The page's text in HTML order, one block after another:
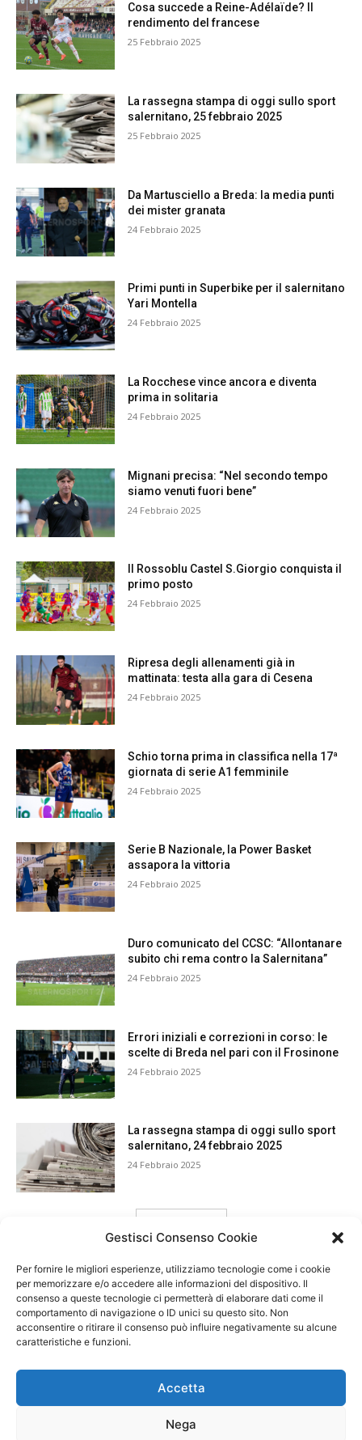
Gestisci Consenso Cookie
Per fornire le migliori esperienze, utilizziamo tecnologie come i cookie
per memorizzare e/o accedere alle informazioni del dispositivo. Il
consenso a queste tecnologie ci permetterà di elaborare dati come il
comportamento di navigazione o ID unici su questo sito. Non
acconsentire o ritirare il consenso può influire negativamente su alcune
caratteristiche e funzioni.
Accetta
Nega
Cosa succede a Reine-Adélaïde? Il
rendimento del francese
25 Febbraio 2025
La rassegna stampa di oggi sullo sport
salernitano, 25 febbraio 2025
25 Febbraio 2025
Da Martusciello a Breda: la media punti
dei mister granata
24 Febbraio 2025
Primi punti in Superbike per il salernitano
Yari Montella
24 Febbraio 2025
La Rocchese vince ancora e diventa
prima in solitaria
24 Febbraio 2025
Mignani precisa: “Nel secondo tempo
siamo venuti fuori bene”
24 Febbraio 2025
Il Rossoblu Castel S.Giorgio conquista il
primo posto
24 Febbraio 2025
Ripresa degli allenamenti già in
mattinata: testa alla gara di Cesena
24 Febbraio 2025
Schio torna prima in classifica nella 17ª
giornata di serie A1 femminile
24 Febbraio 2025
Serie B Nazionale, la Power Basket
assapora la vittoria
24 Febbraio 2025
Duro comunicato del CCSC: “Allontanare
subito chi rema contro la Salernitana”
24 Febbraio 2025
Errori iniziali e correzioni in corso: le
scelte di Breda nel pari con il Frosinone
24 Febbraio 2025
La rassegna stampa di oggi sullo sport
salernitano, 24 febbraio 2025
24 Febbraio 2025